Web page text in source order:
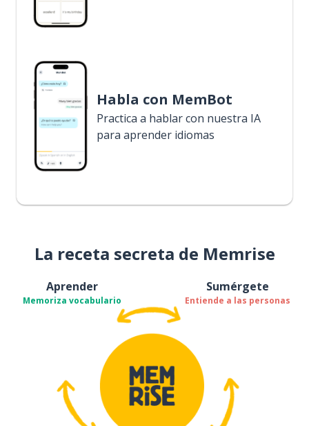
Habla con MemBot
Practica a hablar con nuestra IA
para aprender idiomas
La receta secreta de Memrise
Aprender
Memoriza vocabulario
Sumérgete
Entiende a las personas